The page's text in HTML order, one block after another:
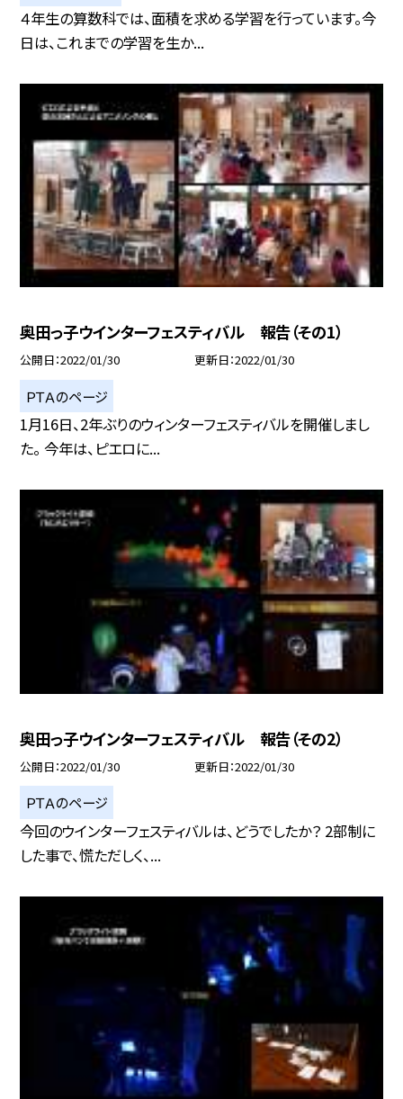
４年生の算数科では、面積を求める学習を行っています。今
日は、これまでの学習を生か...
奥田っ子ウインターフェスティバル 報告（その1）
公開日 2022/01/30 更新日 2022/01/30
ＰＴＡのページ
1月16日、2年ぶりのウィンターフェスティバルを開催しまし
た。 今年は、ピエロに...
奥田っ子ウインターフェスティバル 報告（その2）
公開日 2022/01/30 更新日 2022/01/30
ＰＴＡのページ
今回のウインターフェスティバルは、どうでしたか？ 2部制に
した事で、慌ただしく、...